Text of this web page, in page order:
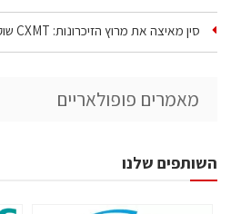
סין מאיצה את מרוץ הזיכרונות: CXMT שוקלת להקים מפעל…
מאמרים פופולאריים
השותפים שלנו